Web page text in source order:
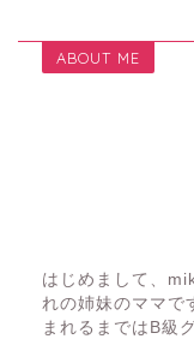
ABOUT ME
はじめまして、
れの姉妹のママで
まれるまではB級